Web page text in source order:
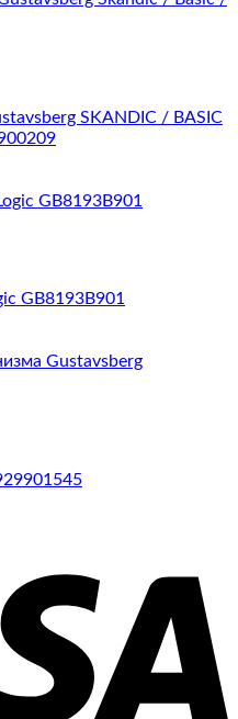
SKANDIC / BASIC
GB8193B901